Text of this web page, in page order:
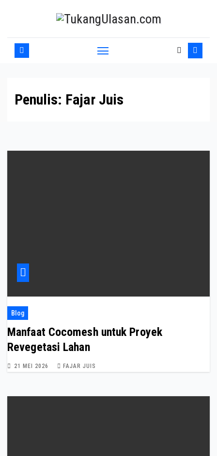
content
Penulis: Fajar Juis
Blog
Manfaat Cocomesh untuk Proyek
Revegetasi Lahan
21 MEI 2026 FAJAR JUIS